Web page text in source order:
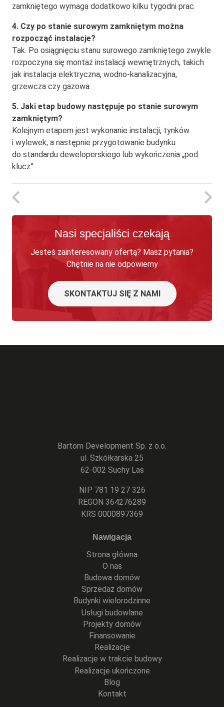
zamkniętego wymaga dodatkowo kilku tygodni prac.
4. Czy po stanie surowym zamkniętym można
rozpocząć instalacje?
Tak. Po osiągnięciu stanu surowego zamkniętego zwykle
rozpoczyna się montaż instalacji wewnętrznych, takich
jak instalacja elektryczna, wodno-kanalizacyjna,
grzewcza czy gazowa.
5. Jaki etap budowy następuje po stanie surowym
zamkniętym?
Kolejnym etapem jest wykonanie instalacji, tynków
i wylewek, a następnie przygotowanie budynku
do standardu deweloperskiego lub wykończenia „pod
klucz”.
Nasi specjaliści czekają
Jesteś zainteresowany ofertą? Masz pytania?
Chętnie na nie odpowiemy
SKONTAKTUJ SIĘ Z NAMI
Bartom Development Sp. z o.o.
ul. Szkółkarska 25
62-002 Suchy Las
NIP 781 19 27 326
REGON 364276289
KRS 0000897369
Nawigacja
Strona główna
O nas
Budowa domów
Sprzedaż domów
Budynki wielorodzinne
Usługi budowlane
Projekty domów
Finansowanie
Realizacje
Realizacje w trakcie budowy
Realizacje ukończone
Blog
Kontakt